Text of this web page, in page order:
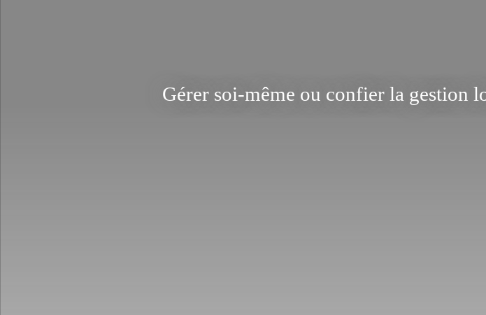
Gérer soi-même ou confier la gestion